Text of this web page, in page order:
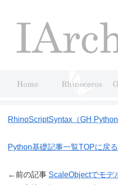
RhinoScriptSyntax（GH
Python基礎記事一覧TOPに戻る
←前の記事 ScaleObjectでモデ